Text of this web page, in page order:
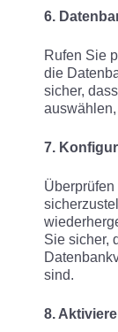
6.
Rufen Sie
die
sicher,
7.
Sie sicher,
sind.
8.